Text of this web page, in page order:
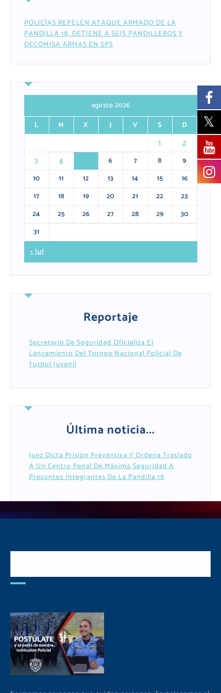
POLICÍAS REPELEN ATAQUE ARMADO DE LA
PANDILLA 18, DETIENE A SEIS PANDILLEROS Y
DECOMISA ARMAS EN SPS
agosto 2026
L
M X J V S
D
1
2
3
4 6 7 8
9
10
11 12 13 14 15
16
17
18 19 20 21 22
23
24
25 26 27 28 29
30
31
« Jul
Reportaje
Secretario De Seguridad Oficializa El
Lanzamiento Del Torneo Nacional Policial De
Fútbol Juvenil
Última noticia...
Juez Dicta Prisión Preventiva Y Ordena Traslado
A Un Centro Penal De Máxima Seguridad A
Presuntos Integrantes De La Pandilla 18